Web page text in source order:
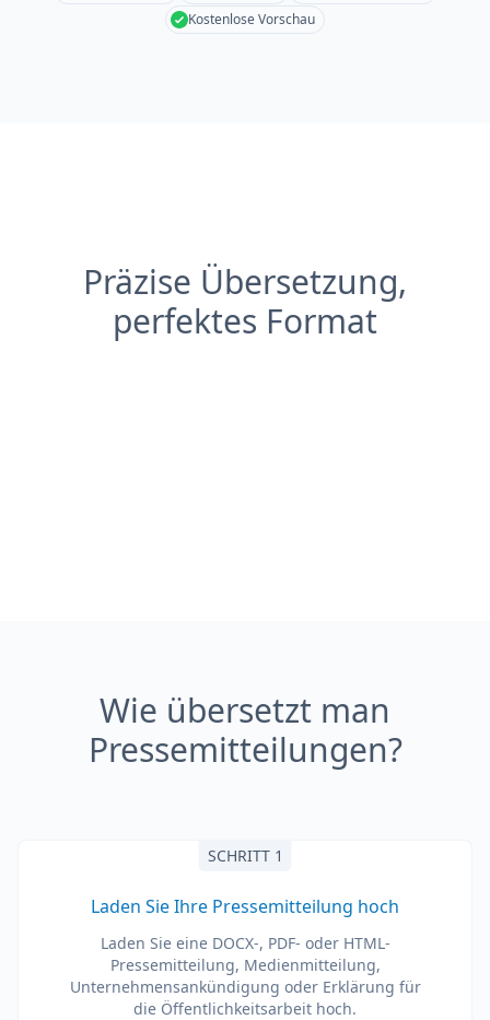
Kostenlose Vorschau
Präzise Übersetzung,
perfektes Format
Wie übersetzt man
Pressemitteilungen?
SCHRITT 1
Laden Sie Ihre Pressemitteilung hoch
Laden Sie eine DOCX-, PDF- oder HTML-
Pressemitteilung, Medienmitteilung,
Unternehmensankündigung oder Erklärung für
die Öffentlichkeitsarbeit hoch.